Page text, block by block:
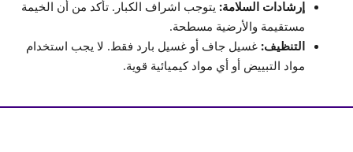
إرشادات السلامة: يتوجب اشراف الكبار. تأكد من أن الخيمة
مستقيمة والأرضية مسطحة.
التنظيف: غسيل جاف أو غسيل بارد فقط. لا يجب استخدام
مواد التبييض أو أي مواد كيميائية قوية.